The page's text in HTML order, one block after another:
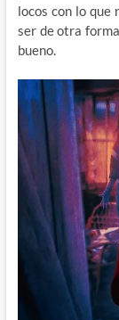
locos con lo que
ser de otra
bueno.